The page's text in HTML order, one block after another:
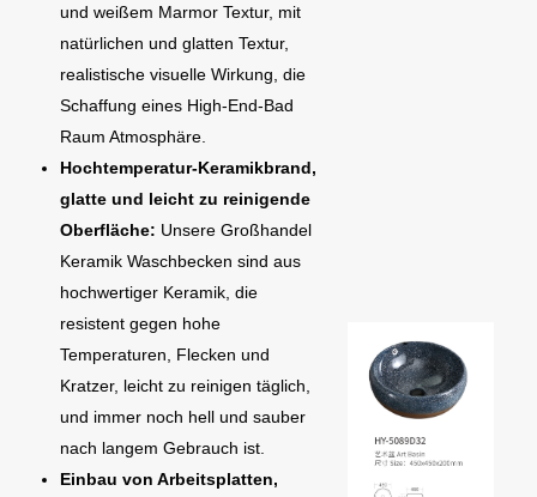
und weißem Marmor Textur, mit
natürlichen und glatten Textur,
realistische visuelle Wirkung, die
Schaffung eines High-End-Bad
Raum Atmosphäre.
Hochtemperatur-Keramikbrand,
glatte und leicht zu reinigende
Oberfläche: Unsere Großhandel
Keramik Waschbecken sind aus
hochwertiger Keramik, die
resistent gegen hohe
Temperaturen, Flecken und
Kratzer, leicht zu reinigen täglich,
und immer noch hell und sauber
nach langem Gebrauch ist.
Einbau von Arbeitsplatten,